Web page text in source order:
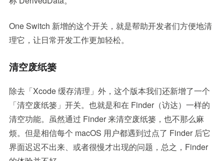
One Switch 新增的这个开关，就是帮助开发者们方便地清
理它，让日常开发工作更加轻松。
清空废纸篓
除去「Xcode 缓存清理」外，这个版本我们还新增了一个
「清空废纸篓」开关。也就是和在 Finder（访达）一样的
清空功能。虽然通过 Finder 来清空废纸篓，也不那么麻
烦。但是相信每个 macOS 用户都遇到过点了 Finder 后它
界面迟迟不出来、或者很慢才出现的问题，总之，Finder